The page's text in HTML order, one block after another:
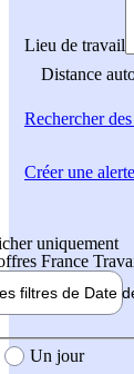
Lieu de travail
Distance
Rechercherdes
uniquement
France
filtres de Date
création de l'offre
Un jour
Créer une alerte